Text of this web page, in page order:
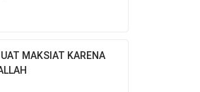
MAKSIAT KARENA